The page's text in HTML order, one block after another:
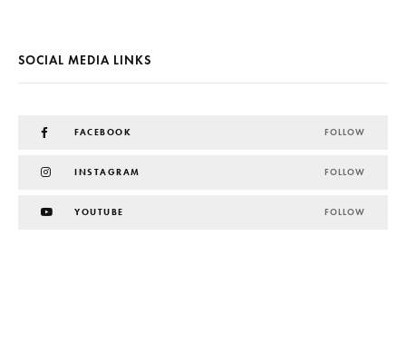
SOCIAL MEDIA LINKS
FACEBOOK FOLLOW
INSTAGRAM FOLLOW
YOUTUBE FOLLOW